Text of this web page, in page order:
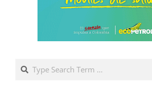
Search